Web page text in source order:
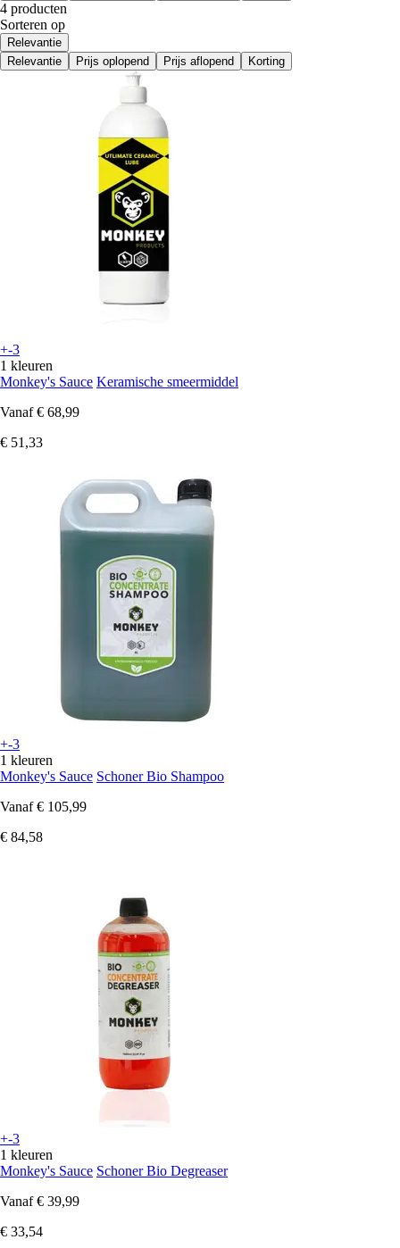
4 producten
Sorteren op
Relevantie
Relevantie
Prijs oplopend Prijs aflopend Korting
+-3
1 kleuren
Monkey's Sauce Keramische smeermiddel
Vanaf € 68,99
€ 51,33
+-3
1 kleuren
Monkey's Sauce Schoner Bio Shampoo
Vanaf € 105,99
€ 84,58
+-3
1 kleuren
Monkey's Sauce Schoner Bio Degreaser
Vanaf € 39,99
€ 33,54